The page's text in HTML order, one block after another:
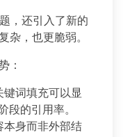
，还引入了新的
杂，也更脆弱。
：
词填充可以显
段的引用率。
本身而非外部结